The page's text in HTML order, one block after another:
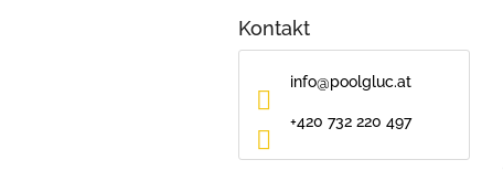
Kontakt
info@poolgluc.at
+420 732 220 497